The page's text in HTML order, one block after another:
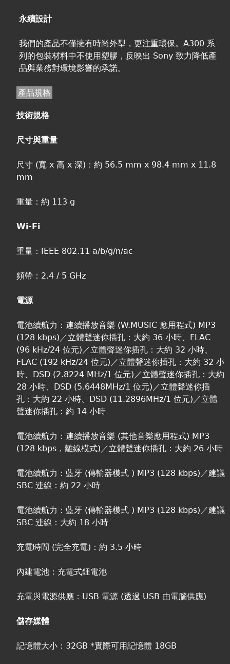
永續設計
我們的產品不僅擁有時尚外型，更注重環保。A300 系
列的包裝材料中不使用塑膠，反映出 Sony 致力降低產
品與業務對環境影響的承諾。
產品規格
技術規格
尺寸與重量
尺寸 (寬 x 高 x 深)：約 56.5 mm x 98.4 mm x 11.8
mm
重量：約 113 g
Wi-Fi
重量：IEEE 802.11 a/b/g/n/ac
頻帶：2.4 / 5 GHz
電源
電池續航力：連續播放音樂 (W.MUSIC 應用程式) MP3
(128 kbps)／立體聲迷你插孔：大約 36 小時、FLAC
(96 kHz/24 位元)／立體聲迷你插孔：大約 32 小時、
FLAC (192 kHz/24 位元)／立體聲迷你插孔：大約 32 小
時、DSD (2.8224 MHz/1 位元)／立體聲迷你插孔：大約
28 小時、DSD (5.6448MHz/1 位元)／立體聲迷你插
孔：大約 22 小時、DSD (11.2896MHz/1 位元)／立體
聲迷你插孔：約 14 小時
電池續航力：連續播放音樂 (其他音樂應用程式) MP3
(128 kbps，離線模式)／立體聲迷你插孔：大約 26 小時
電池續航力：藍牙 (傳輸器模式 ) MP3 (128 kbps)／建議
SBC 連線：約 22 小時
電池續航力：藍牙 (傳輸器模式 ) MP3 (128 kbps)／建議
SBC 連線：大約 18 小時
充電時間 (完全充電)：約 3.5 小時
內建電池：充電式鋰電池
充電與電源供應：USB 電源 (透過 USB 由電腦供應)
儲存媒體
記憶體大小：32GB *實際可用記憶體 18GB